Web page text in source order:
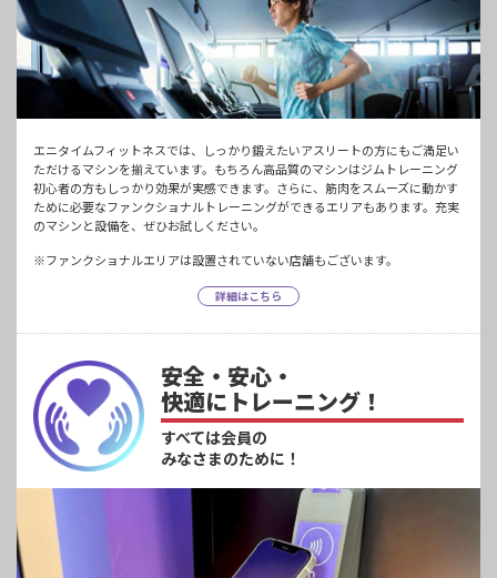
エニタイムフィットネスでは、しっかり鍛えたいアスリートの方にもご満足い
ただけるマシンを揃えています。もちろん高品質のマシンはジムトレーニング
初心者の方もしっかり効果が実感できます。さらに、筋肉をスムーズに動かす
ために必要なファンクショナルトレーニングができるエリアもあります。充実
のマシンと設備を、ぜひお試しください。
※ファンクショナルエリアは設置されていない店舗もございます。
詳細はこちら
安全・安心・
快適にトレーニング！
すべては会員の
みなさまのために！